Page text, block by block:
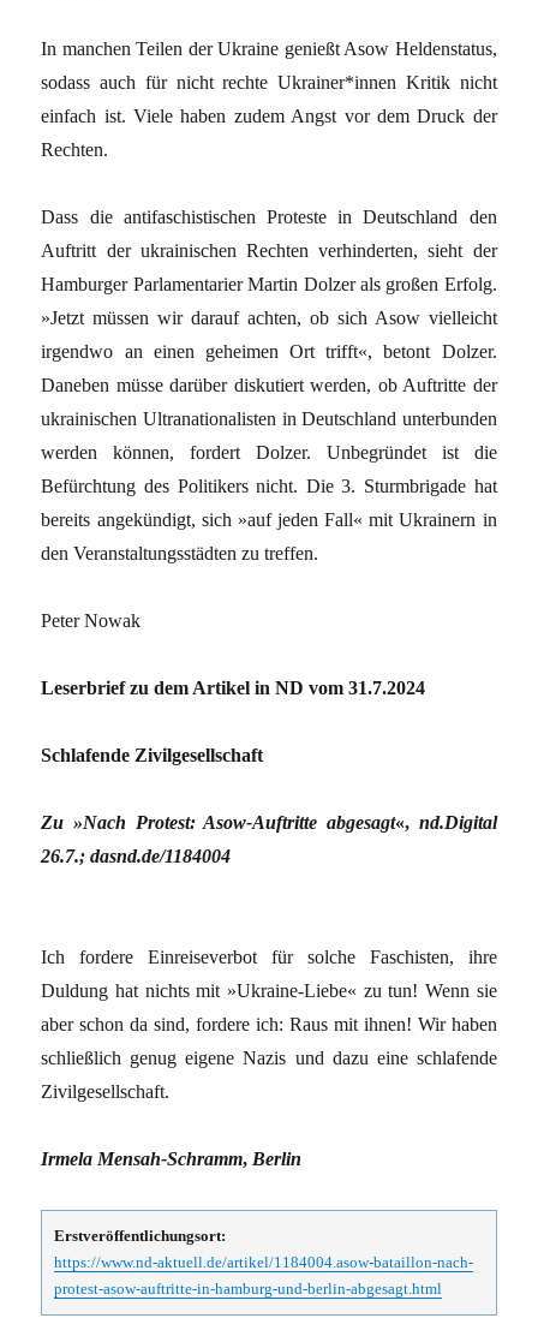
In manchen Teilen der Ukraine genießt Asow Heldenstatus,
sodass auch für nicht rechte Ukrainer*innen Kritik nicht
einfach ist. Viele haben zudem Angst vor dem Druck der
Rechten.
Dass die antifaschistischen Proteste in Deutschland den
Auftritt der ukrainischen Rechten verhinderten, sieht der
Hamburger Parlamentarier Martin Dolzer als großen Erfolg.
»Jetzt müssen wir darauf achten, ob sich Asow vielleicht
irgendwo an einen geheimen Ort trifft«, betont Dolzer.
Daneben müsse darüber diskutiert werden, ob Auftritte der
ukrainischen Ultranationalisten in Deutschland unterbunden
werden können, fordert Dolzer. Unbegründet ist die
Befürchtung des Politikers nicht. Die 3. Sturmbrigade hat
bereits angekündigt, sich »auf jeden Fall« mit Ukrainern in
den Veranstaltungsstädten zu treffen.
Peter Nowak
Leserbrief zu dem Artikel in ND vom 31.7.2024
Schlafende Zivilgesellschaft
Zu »Nach Protest: Asow-Auftritte abgesagt«, nd.Digital
26.7.; dasnd.de/1184004
Ich fordere Einreiseverbot für solche Faschisten, ihre
Duldung hat nichts mit »Ukraine-Liebe« zu tun! Wenn sie
aber schon da sind, fordere ich: Raus mit ihnen! Wir haben
schließlich genug eigene Nazis und dazu eine schlafende
Zivilgesellschaft.
Irmela Mensah-Schramm, Berlin
Erstveröffentlichungsort:
https://www.nd-aktuell.de/artikel/1184004.asow-bataillon-nach-
protest-asow-auftritte-in-hamburg-und-berlin-abgesagt.html